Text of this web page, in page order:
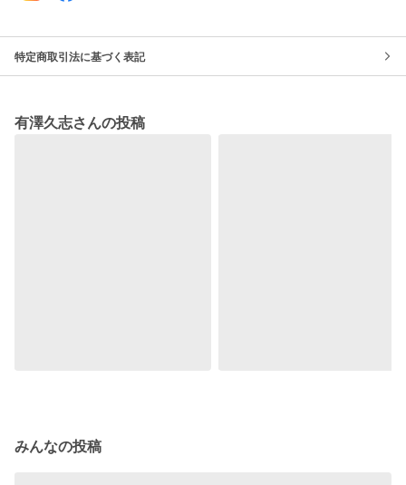
特定商取引法に基づく表記
有澤久志さんの投稿
みんなの投稿